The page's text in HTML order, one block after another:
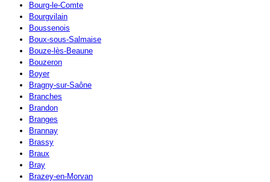
Bourg-le-Comte
Bourgvilain
Boussenois
Boux-sous-Salmaise
Bouze-lès-Beaune
Bouzeron
Boyer
Bragny-sur-Saône
Branches
Brandon
Branges
Brannay
Brassy
Braux
Bray
Brazey-en-Morvan